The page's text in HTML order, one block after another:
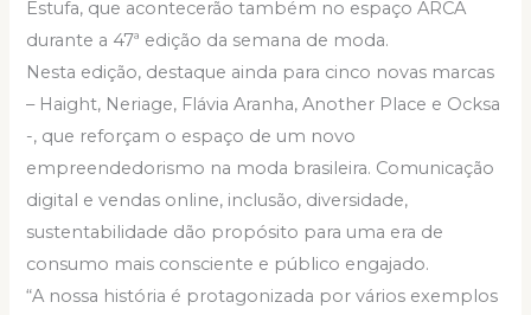
Estufa, que acontecerão também no espaço ARCA
durante a 47ª edição da semana de moda.
Nesta edição, destaque ainda para cinco novas marcas
– Haight, Neriage, Flávia Aranha, Another Place e Ocksa
-, que reforçam o espaço de um novo
empreendedorismo na moda brasileira. Comunicação
digital e vendas online, inclusão, diversidade,
sustentabilidade dão propósito para uma era de
consumo mais consciente e público engajado.
“A nossa história é protagonizada por vários exemplos